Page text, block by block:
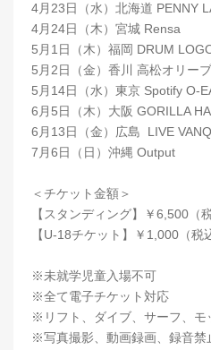
4月23日（水）北海道 PENNY
4月24日（木）宮城 Rensa
5月1日（木）福岡 DRUM
5月2日（金）香川 高松オリー
5月14日（水）東京 Spotify O-
6月5日（木）大阪 GORILLA
6月13日（金）広島 LIVE
7月6日（日）沖縄 Output
＜チケット金額＞
【スタンディング】￥6,500（
【U-18チケット】￥1,000（税
※未就学児童入場不可
※全て電子チケット対応
※リフト、ダイブ、サーフ、モ
※写真撮影、動画録画、録音禁